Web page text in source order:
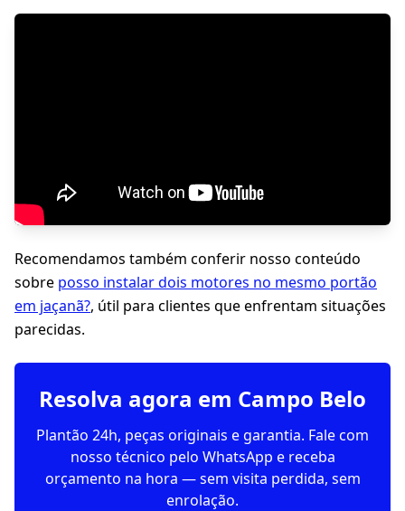
Recomendamos também conferir nosso conteúdo
sobre posso instalar dois motores no mesmo portão
em jaçanã?, útil para clientes que enfrentam situações
parecidas.
Resolva agora em Campo Belo
Plantão 24h, peças originais e garantia. Fale com
nosso técnico pelo WhatsApp e receba
orçamento na hora — sem visita perdida, sem
enrolação.